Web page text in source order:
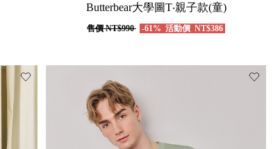
Butterbear大學圖T‧親子款(童)
售價NT$990 -61% 活動價 NT$386